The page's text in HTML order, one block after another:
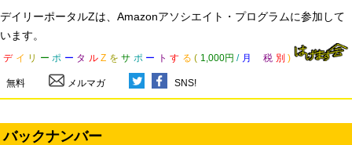
デイリーポータルZは、Amazonアソシエイト・プログラムに参加して
います。
デ イ リ ー ポ ー タ ル Z を サ ポ ー ト す る ( 1,000円 / 月 税 別 )
無料 メルマガ SNS!
バックナンバー